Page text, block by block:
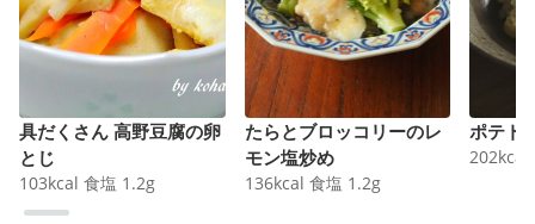
具だくさん 高野豆腐の卵
とじ
103kcal 食塩 1.2g
たらとブロッコリーのレ
モン塩炒め
136kcal 食塩 1.2g
ポテト
202kcal